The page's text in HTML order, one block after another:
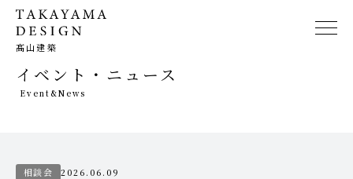
髙山建築
イベント・ニュース
Event&News
相談会 2026.06.09